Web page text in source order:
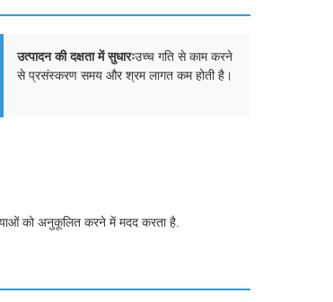
उत्पादन की दक्षता में सुधारःउच्च गति से काम करने
से प्रसंस्करण समय और श्रम लागत कम होती है।
को अनुकूलित करने में मदद करता है.